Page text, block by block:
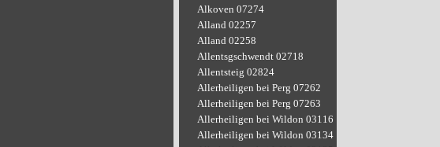
Alkoven 07274
Alland 02257
Alland 02258
Allentsgschwendt 02718
Allentsteig 02824
Allerheiligen bei Perg 07262
Allerheiligen bei Perg 07263
Allerheiligen bei Wildon 03116
Allerheiligen bei Wildon 03134